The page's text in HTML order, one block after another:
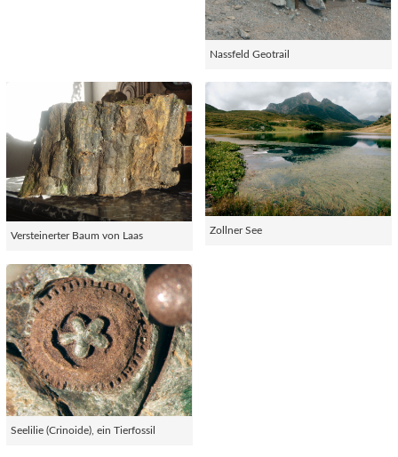
Nassfeld Geotrail
Versteinerter Baum von Laas
Zollner See
Seelilie (Crinoide), ein Tierfossil